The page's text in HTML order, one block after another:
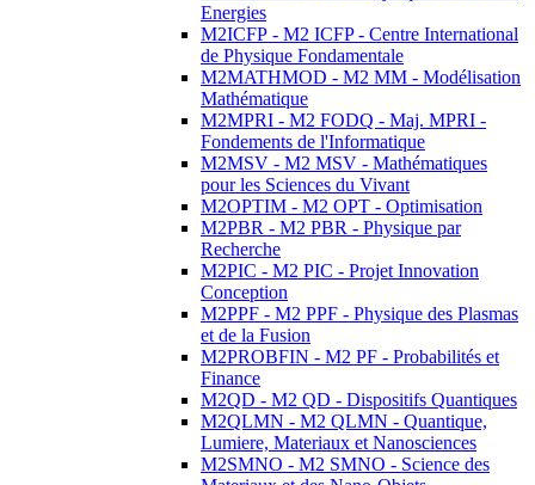
Energies
M2ICFP - M2 ICFP - Centre International
de Physique Fondamentale
M2MATHMOD - M2 MM - Modélisation
Mathématique
M2MPRI - M2 FODQ - Maj. MPRI -
Fondements de l'Informatique
M2MSV - M2 MSV - Mathématiques
pour les Sciences du Vivant
M2OPTIM - M2 OPT - Optimisation
M2PBR - M2 PBR - Physique par
Recherche
M2PIC - M2 PIC - Projet Innovation
Conception
M2PPF - M2 PPF - Physique des Plasmas
et de la Fusion
M2PROBFIN - M2 PF - Probabilités et
Finance
M2QD - M2 QD - Dispositifs Quantiques
M2QLMN - M2 QLMN - Quantique,
Lumiere, Materiaux et Nanosciences
M2SMNO - M2 SMNO - Science des